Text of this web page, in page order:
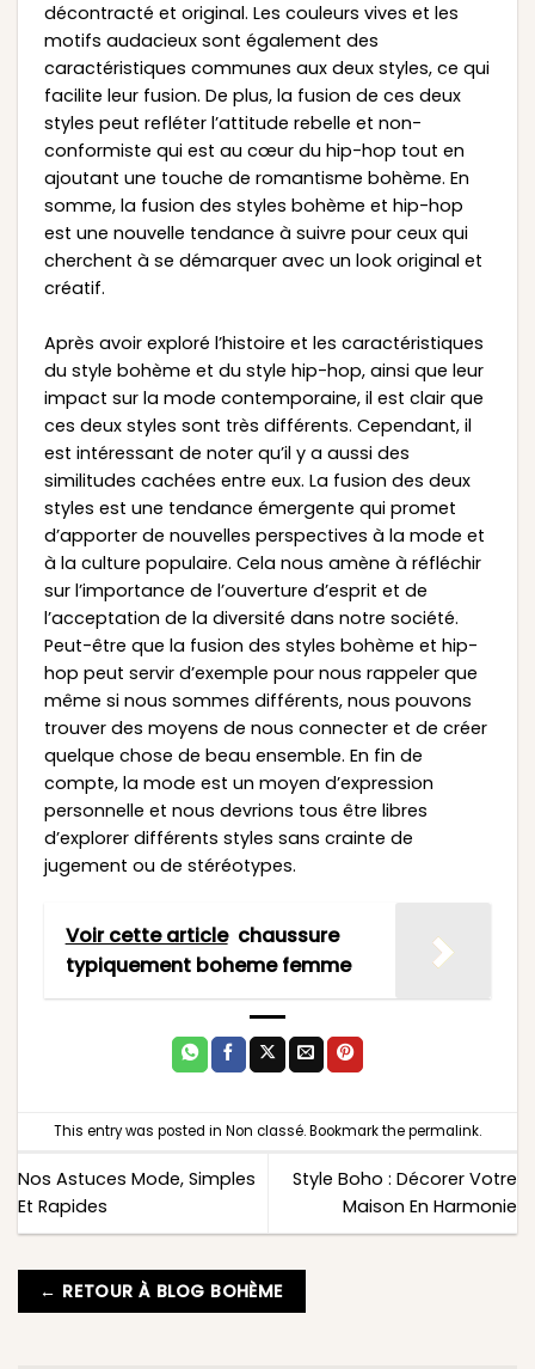
décontracté et original. Les couleurs vives et les
motifs audacieux sont également des
caractéristiques communes aux deux styles, ce qui
facilite leur fusion. De plus, la fusion de ces deux
styles peut refléter l’attitude rebelle et non-
conformiste qui est au cœur du hip-hop tout en
ajoutant une touche de romantisme bohème. En
somme, la fusion des styles bohème et hip-hop
est une nouvelle tendance à suivre pour ceux qui
cherchent à se démarquer avec un look original et
créatif.
Après avoir exploré l’histoire et les caractéristiques
du style bohème et du style hip-hop, ainsi que leur
impact sur la mode contemporaine, il est clair que
ces deux styles sont très différents. Cependant, il
est intéressant de noter qu’il y a aussi des
similitudes cachées entre eux. La fusion des deux
styles est une tendance émergente qui promet
d’apporter de nouvelles perspectives à la mode et
à la culture populaire. Cela nous amène à réfléchir
sur l’importance de l’ouverture d’esprit et de
l’acceptation de la diversité dans notre société.
Peut-être que la fusion des styles bohème et hip-
hop peut servir d’exemple pour nous rappeler que
même si nous sommes différents, nous pouvons
trouver des moyens de nous connecter et de créer
quelque chose de beau ensemble. En fin de
compte, la mode est un moyen d’expression
personnelle et nous devrions tous être libres
d’explorer différents styles sans crainte de
jugement ou de stéréotypes.
Voir cette article chaussure
typiquement boheme femme
This entry was posted in Non classé. Bookmark thepermalink.
Nos Astuces Mode, Simples
Et Rapides
Style Boho : Décorer Votre
Maison En Harmonie
← RETOUR À BLOG BOHÈME